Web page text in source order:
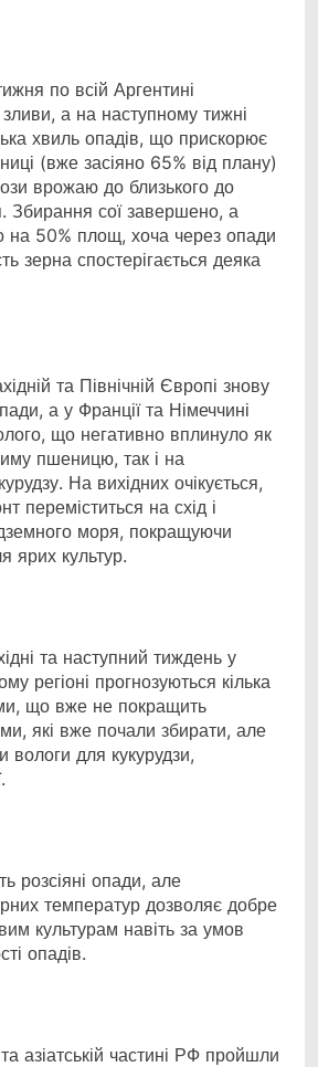
по всій Аргентині
а на наступному тижні
хвиль опадів, що прискорює
(вже засіяно 65% від плану)
врожаю до близького до
Збирання сої завершено, а
на 50% площ, хоча через опади
зерна спостерігається деяка
та Північній Європі знову
а у Франції та Німеччині
що негативно вплинуло як
пшеницю, так і на
На вихідних очікується,
переміститься на схід і
моря, покращуючи
ярих культур.
та наступний тиждень у
регіоні прогнозуються кілька
що вже не покращить
які вже почали збирати, але
вологи для кукурудзи,
розсіяні опади, але
температур дозволяє добре
культурам навіть за умов
опадів.
азіатській частині РФ пройшли